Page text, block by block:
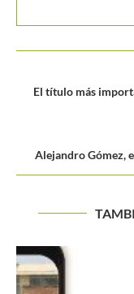
El título más
Alejandro Gómez,